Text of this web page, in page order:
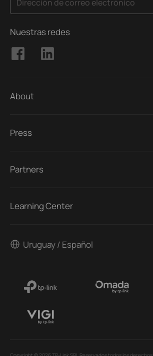
Dirección de correo electrónico
Nuestras redes
About
Press
Partners
Learning Center
Uruguay / Español